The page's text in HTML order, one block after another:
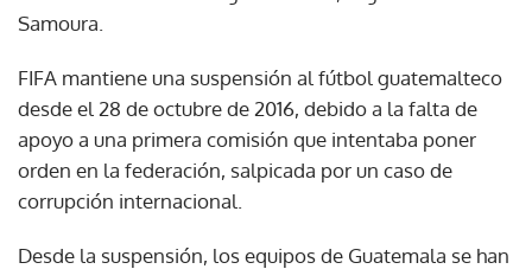
Samoura.
FIFA mantiene una suspensión al fútbol guatemalteco
desde el 28 de octubre de 2016, debido a la falta de
apoyo a una primera comisión que intentaba poner
orden en la federación, salpicada por un caso de
corrupción internacional.
Desde la suspensión, los equipos de Guatemala se han